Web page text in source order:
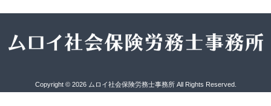
Copyright © 2026 ムロイ社会保険労務士事務所 All Rights Reserved.